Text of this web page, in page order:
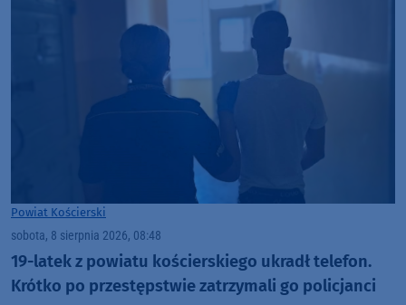
Powiat Kościerski
sobota, 8 sierpnia 2026, 08:48
19-latek z powiatu kościerskiego ukradł telefon.
Krótko po przestępstwie zatrzymali go policjanci